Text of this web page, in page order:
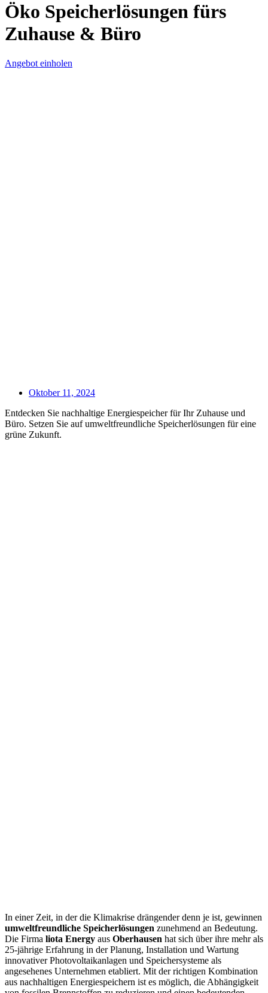
Öko Speicherlösungen fürs
Zuhause & Büro
Angebot einholen
Oktober 11, 2024
Entdecken Sie nachhaltige Energiespeicher für Ihr Zuhause und
Büro. Setzen Sie auf umweltfreundliche Speicherlösungen für eine
grüne Zukunft.
In einer Zeit, in der die Klimakrise drängender denn je ist, gewinnen
umweltfreundliche Speicherlösungen zunehmend an Bedeutung.
Die Firma liota Energy aus Oberhausen hat sich über ihre mehr als
25-jährige Erfahrung in der Planung, Installation und Wartung
innovativer Photovoltaikanlagen und Speichersysteme als
angesehenes Unternehmen etabliert. Mit der richtigen Kombination
aus nachhaltigen Energiespeichern ist es möglich, die Abhängigkeit